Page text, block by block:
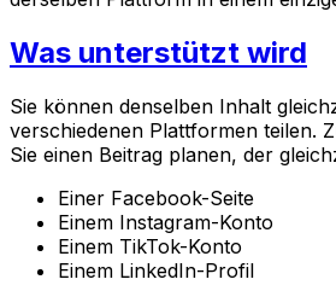
Was unterstützt wird
Sie können denselben Inhalt
verschiedenen Plattformen teilen.
Sie einen Beitrag planen, der
Einer Facebook-Seite
Einem Instagram-Konto
Einem TikTok-Konto
Einem LinkedIn-Profil